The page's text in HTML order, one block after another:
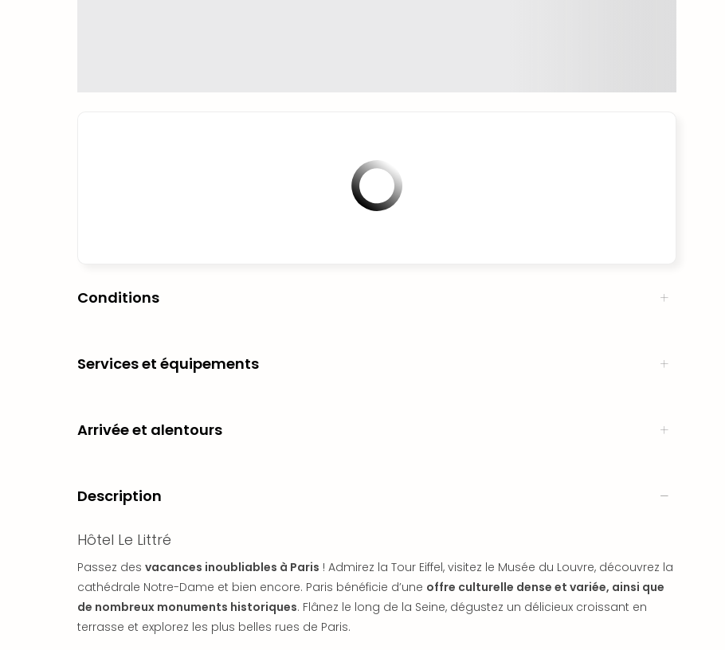
Conditions
Services et équipements
Arrivée et alentours
Description
Hôtel Le Littré
Passez des vacances inoubliables à Paris ! Admirez la Tour Eiffel, visitez le Musée du Louvre, découvrez la
cathédrale Notre-Dame et bien encore. Paris bénéficie d’une offre culturelle dense et variée, ainsi que
de nombreux monuments historiques. Flânez le long de la Seine, dégustez un délicieux croissant en
terrasse et explorez les plus belles rues de Paris.